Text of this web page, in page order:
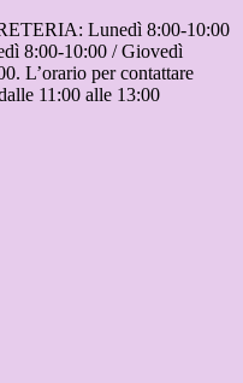
Lunedì 8:00-10:00
8:00-10:00 / Giovedì
L’orario per contattare
11:00 alle 13:00